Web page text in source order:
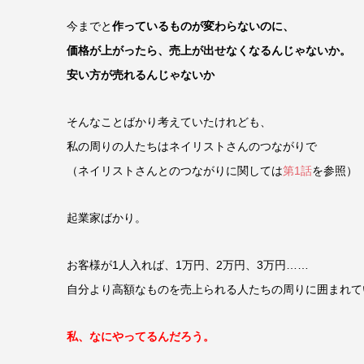
今までと作っているものが変わらないのに、
価格が上がったら、売上が出せなくなるんじゃないか。
安い方が売れるんじゃないか
そんなことばかり考えていたけれども、
私の周りの人たちはネイリストさんのつながりで
（ネイリストさんとのつながりに関しては第1話を参照）
起業家ばかり。
お客様が1人入れば、1万円、2万円、3万円……
自分より高額なものを売上られる人たちの周りに囲まれ
私、なにやってるんだろう。